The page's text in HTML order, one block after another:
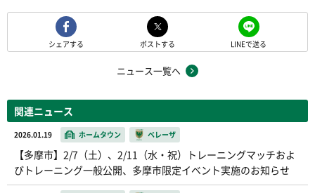
シェアする ポストする LINEで送る
ニュース一覧へ
関連ニュース
2026.01.19 ホームタウン ベレーザ
【多摩市】2/7（土）、2/11（水・祝）トレーニングマッチおよ
びトレーニング一般公開、多摩市限定イベント実施のお知らせ